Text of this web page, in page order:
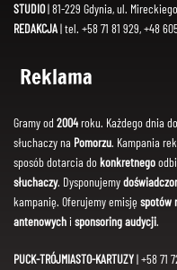
STUDIO| 81-229 Gdynia, ul.
REDAKCJA| tel. +58 71 81 929, +48
Reklama
Gramy od 2004roku. Każdego dnia
słuchaczy na Pomorzu. Kampania
sposób dotarcia dokonkretnego
słuchaczy. Dysponujemy
kampanię. Oferujemy emisję spotów
antenowychi sponsoring audycji.
PUCK-TRÓJMIASTO-KARTUZY| +58 71